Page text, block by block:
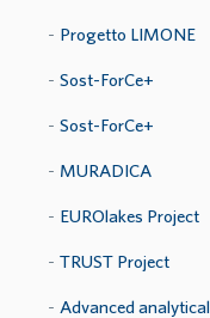
Progetto LIMONE
Sost-ForCe+
Sost-ForCe+
MURADICA
EUROlakes Project
TRUST Project
Advanced analytical